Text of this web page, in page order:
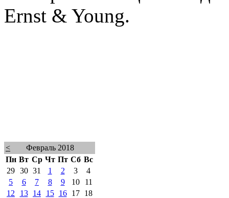
Ernst & Young.
<
Февраль 2018
Пн Вт Ср Чт Пт Сб Вс
29 30 31 1 2 3
4
5
6 7 8 9 10
11
12
13 14 15 16 17
18